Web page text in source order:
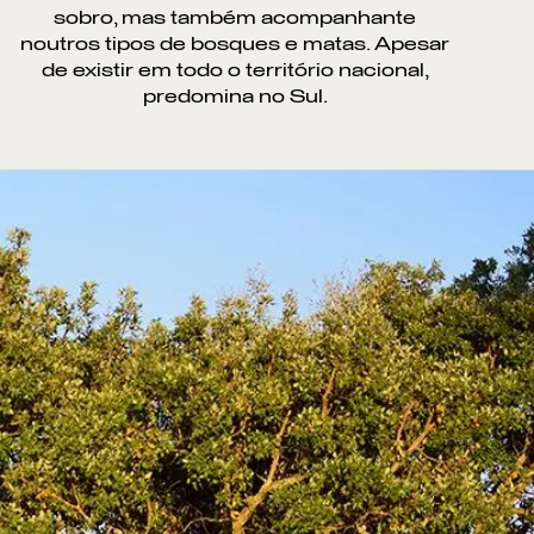
de Interesse
Sem resultados
sobro, mas também acompanhante
noutros tipos de bosques e matas. Apesar
de existir em todo o território nacional,
predomina no Sul.